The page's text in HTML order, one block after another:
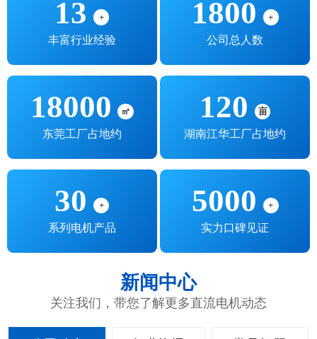
13 +
丰富行业经验
1800 +
公司总人数
18000 ㎡
东莞工厂占地约
120 亩
湖南江华工厂占地约
30 +
系列电机产品
5000 +
实力口碑见证
新闻中心
关注我们，带您了解更多直流电机动态